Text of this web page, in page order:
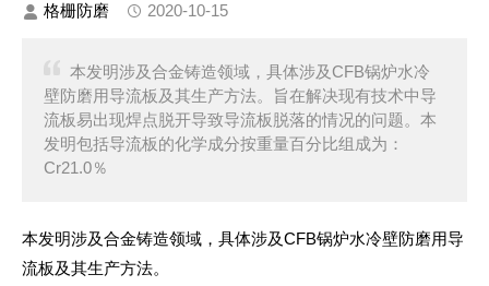
格栅防磨 2020-10-15
本发明涉及合金铸造领域，具体涉及CFB锅炉水冷
壁防磨用导流板及其生产方法。旨在解决现有技术中导
流板易出现焊点脱开导致导流板脱落的情况的问题。本
发明包括导流板的化学成分按重量百分比组成为：
Cr21.0％
本发明涉及合金铸造领域，具体涉及CFB锅炉水冷壁防磨用导
流板及其生产方法。